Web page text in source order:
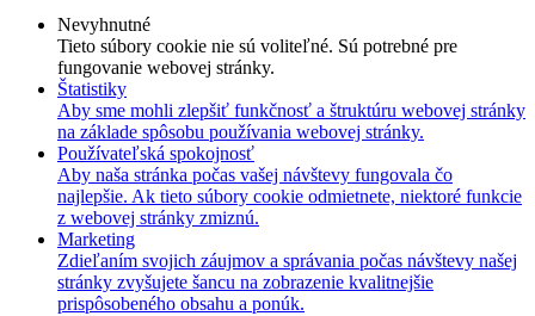
Nevyhnutné
Tieto súbory cookie nie sú voliteľné. Sú potrebné pre
fungovanie webovej stránky.
Štatistiky
Aby sme mohli zlepšiť funkčnosť a štruktúru webovej stránky
na základe spôsobu používania webovej stránky.
Používateľská spokojnosť
Aby naša stránka počas vašej návštevy fungovala čo
najlepšie. Ak tieto súbory cookie odmietnete, niektoré funkcie
z webovej stránky zmiznú.
Marketing
Zdieľaním svojich záujmov a správania počas návštevy našej
stránky zvyšujete šancu na zobrazenie kvalitnejšie
prispôsobeného obsahu a ponúk.